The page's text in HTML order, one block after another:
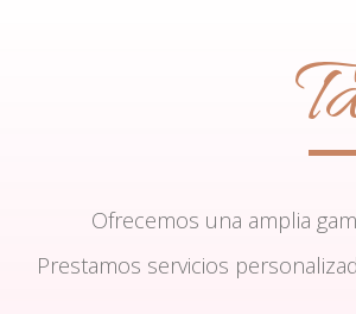
Ofrecemos una amplia
Prestamos servicios